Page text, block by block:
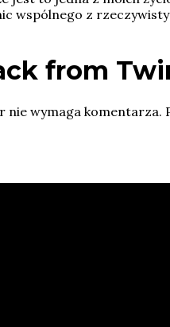
wspólnego z
from
nie wymaga komentarza.